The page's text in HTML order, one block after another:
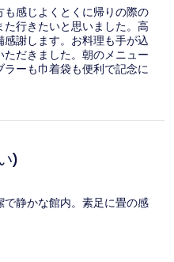
感じよくとくに帰りの際の
行きたいと思いました。高
謝します。お料理も手が込
だきました。朝のメニュー
ーも巾着袋も便利で記念に
)
静かな館内。素足に畳の感